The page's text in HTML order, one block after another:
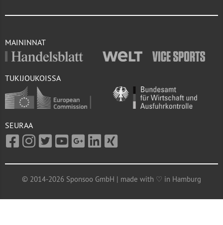
MAININNAT
TUKIJOUKOISSA
SEURAA
© 2014-2026 Sponsoo GmbH | made with ♡ in Hamburg